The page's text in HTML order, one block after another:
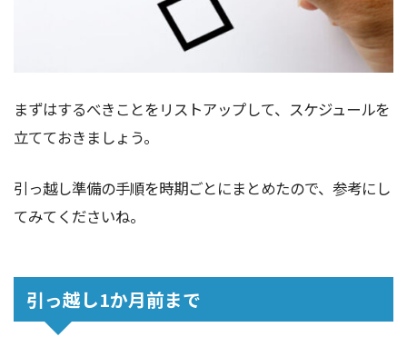
まずはするべきことをリストアップして、スケジュールを
立てておきましょう。
引っ越し準備の手順を時期ごとにまとめたので、参考にし
てみてくださいね。
引っ越し1か月前まで